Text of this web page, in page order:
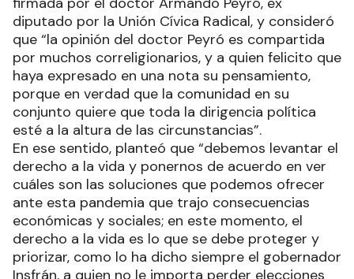
diputado por la Unión Cívica Radical, y consideró
que “la opinión del doctor Peyró es compartida
por muchos correligionarios, y a quien felicito que
haya expresado en una nota su pensamiento,
porque en verdad que la comunidad en su
conjunto quiere que toda la dirigencia política
esté a la altura de las circunstancias”.
En ese sentido, planteó que “debemos levantar el
derecho a la vida y ponernos de acuerdo en ver
cuáles son las soluciones que podemos ofrecer
ante esta pandemia que trajo consecuencias
económicas y sociales; en este momento, el
derecho a la vida es lo que se debe proteger y
priorizar, como lo ha dicho siempre el gobernador